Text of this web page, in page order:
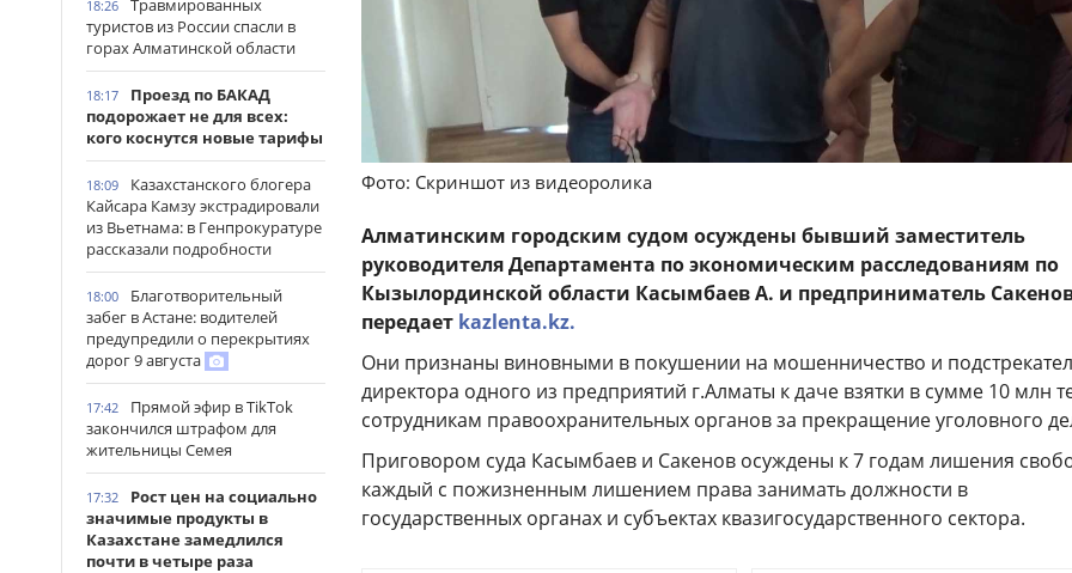
18:26
Травмированных
туристов из России спасли в
горах Алматинской области
18:17
Проезд по БАКАД
подорожает не для всех:
кого коснутся новые тарифы
18:09
Казахстанского блогера
Кайсара Камзу экстрадировали
из Вьетнама: в Генпрокуратуре
рассказали подробности
18:00
Благотворительный
забег в Астане: водителей
предупредили о перекрытиях
дорог 9 августа
17:42
Прямой эфир в TikTok
закончился штрафом для
жительницы Семея
17:32
Рост цен на социально
значимые продукты в
Казахстане замедлился
почти в четыре раза
Фото: Скриншот из видеоролика
Алматинским городским судом осуждены бывший заместитель
руководителя Департамента по экономическим расследованиям по
Кызылординской области Касымбаев А. и предприниматель
передает kazlenta.kz.
Они признаны виновными в покушении на мошенничество и
директора одного из предприятий г.Алматы к даче взятки в сумме 10 млн
сотрудникам правоохранительных органов за прекращение уголовного
Приговором суда Касымбаев и Сакенов осуждены к 7 годам лишения
каждый с пожизненным лишением права занимать должности в
государственных органах и субъектах квазигосударственного сектора.